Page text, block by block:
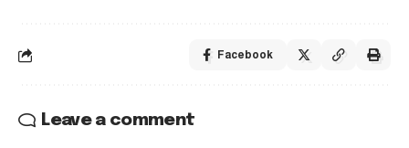
Facebook
Leave a comment